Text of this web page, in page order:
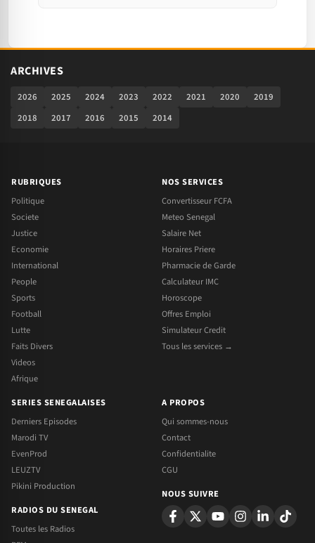
ARCHIVES
2026 2025 2024 2023 2022 2021 2020
2019
2018
2017 2016 2015 2014
RUBRIQUES
Politique
Societe
Justice
Economie
International
People
Sports
Football
Lutte
Faits Divers
Videos
Afrique
NOS SERVICES
Convertisseur FCFA
Meteo Senegal
Salaire Net
Horaires Priere
Pharmacie de Garde
Calculateur IMC
Horoscope
Offres Emploi
Simulateur Credit
Tous les services →
SERIES SENEGALAISES
Derniers Episodes
Marodi TV
EvenProd
LEUZTV
Pikini Production
RADIOS DU SENEGAL
Toutes les Radios
A PROPOS
Qui sommes-nous
Contact
Confidentialite
CGU
NOUS SUIVRE